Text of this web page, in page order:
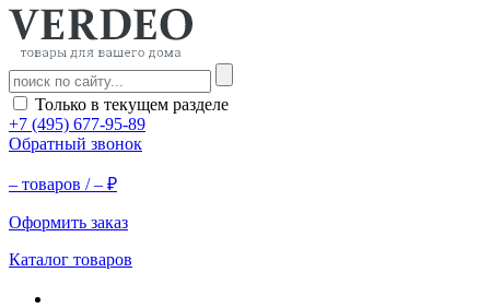
Только в текущем разделе
+7 (495) 677-95-89
Обратный звонок
– товаров /– ₽
Оформить заказ
Каталог товаров